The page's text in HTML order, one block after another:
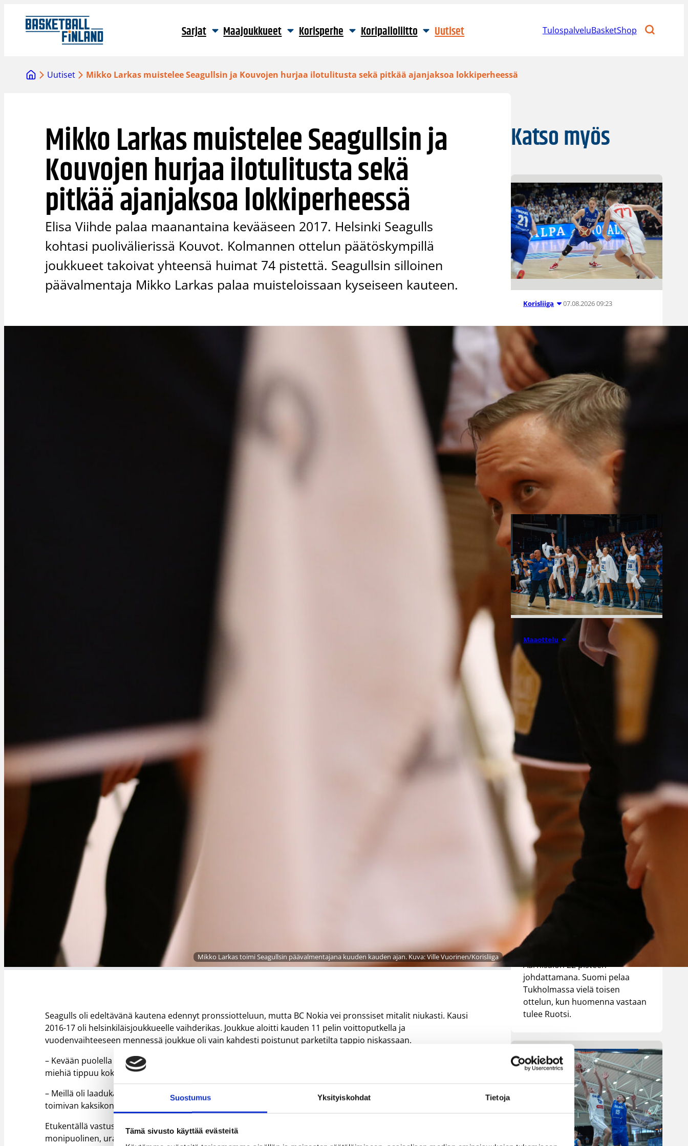
Suostumus Yksityiskohdat Tietoja
Tämä sivusto käyttää evästeitä
sisältöön
Sarjat Maajoukkueet Korisperhe Koripalloliitto Uutiset TulospalveluBasketShop
Uutiset Mikko Larkas muistelee Seagullsin ja Kouvojen hurjaa ilotulitusta sekä pitkää ajanjaksoa lokkiperheessä
Mikko Larkas muistelee Seagullsin ja
Kouvojen hurjaa ilotulitusta sekä
pitkää ajanjaksoa lokkiperheessä
Elisa Viihde palaa maanantaina kevääseen 2017. Helsinki Seagulls
kohtasi puolivälierissä Kouvot. Kolmannen ottelun päätöskympillä
joukkueet takoivat yhteensä huimat 74 pistettä. Seagullsin silloinen
päävalmentaja Mikko Larkas palaa muisteloissaan kyseiseen kauteen.
Mikko Larkas toimi Seagullsin päävalmentajana kuuden kauden ajan. Kuva: Ville Vuorinen/Korisliiga
Seagulls oli edeltävänä kautena edennyt pronssiotteluun, mutta BC Nokia vei pronssiset mitalit niukasti. Kausi
2016-17 oli helsinkiläisjoukkueelle vaihderikas. Joukkue aloitti kauden 11 pelin voittoputkella ja
vuodenvaihteeseen mennessä joukkue oli vain kahdesti poistunut parketilta tappio niskassaan.
– Kevään puolella saimme vammoja ja kuorman kasvaessa kävi niin sanottu lumipalloefekti ja tuntui, että
miehiä tippuu koko ajan, Mikko Larkas muistelee.
– Meillä oli laadukas joukkue. Oli upeaa kautta pelannut Antto Nikkarinen, joka muodosti Devonte Upsonin
toimivan kaksikon.
Etukentällä vastustajille harmaita hiuksia aiheutti kotimaahan pelannut Gerald Lee Jr. Takakentällä hääri
monipuolinen, uransa kyseiseen kauteen lopettanut Jason Conley.
Katso myös
Korisliiga 07.08.2026 09:23
Daniel Dolenc
KTP-Basketin
haaviin
Dolenc on rakentanut pitkän
ammattilaisuran Suomen lisäksi
Ranskassa, Itävallassa,
Liettuassa, Romaniassa,
Bosniassa ja viimeksi Islannissa.
Maaottelu 06.08.2026 21:44
Susiladiesin
puolustus
rautaa
Tukholmassa
–
harvinaislaatu
inen voitto
Liettuasta
Susiladies nappasi
harvinaislaatuisen voiton
Liettuasta Tukholmassa
pelatussa maaottelussa.
Susiladies voitti vakuuttavasti
Aarnisalon 22 pisteen
johdattamana. Suomi pelaa
Tukholmassa vielä toisen
ottelun, kun huomenna vastaan
tulee Ruotsi.